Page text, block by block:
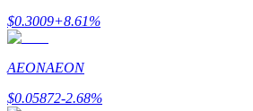
Deposit CASHCAT & Win
$0.3009+8.61%
AEONAEON
$0.05872-2.68%